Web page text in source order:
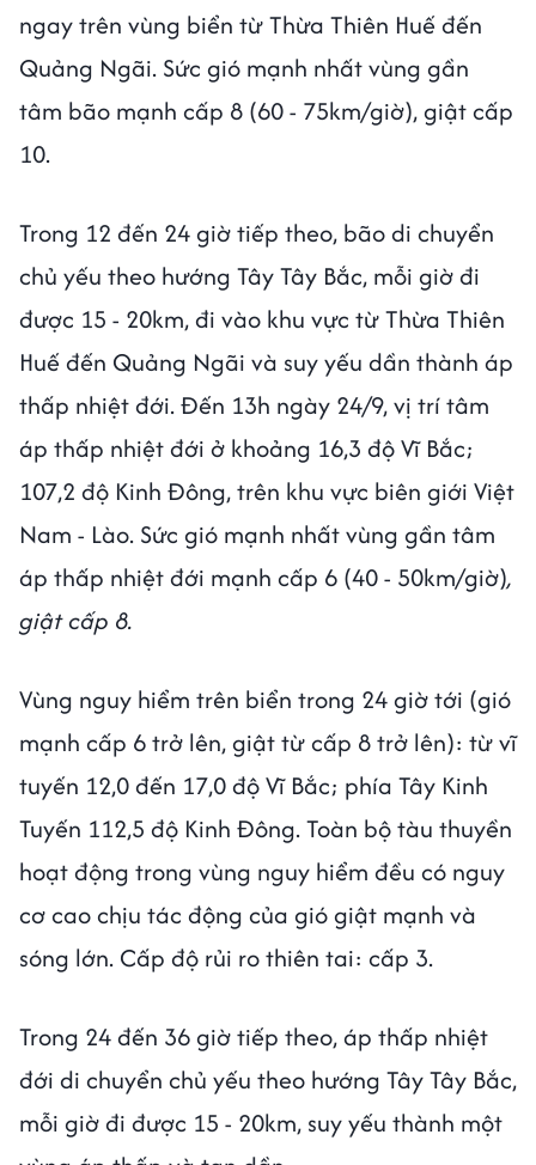
ngay trên vùng biển từ Thừa Thiên Huế đến
Quảng Ngãi. Sức gió mạnh nhất vùng gần
tâm bão mạnh cấp 8 (60 - 75km/giờ), giật cấp
10.
Trong 12 đến 24 giờ tiếp theo, bão di chuyển
chủ yếu theo hướng Tây Tây Bắc, mỗi giờ đi
được 15 - 20km, đi vào khu vực từ Thừa Thiên
Huế đến Quảng Ngãi và suy yếu dần thành áp
thấp nhiệt đới. Đến 13h ngày 24/9, vị trí tâm
áp thấp nhiệt đới ở khoảng 16,3 độ Vĩ Bắc;
107,2 độ Kinh Đông, trên khu vực biên giới Việt
Nam - Lào. Sức gió mạnh nhất vùng gần tâm
áp thấp nhiệt đới mạnh cấp 6 (40 - 50km/giờ),
giật cấp 8.
Vùng nguy hiểm trên biển trong 24 giờ tới (gió
mạnh cấp 6 trở lên, giật từ cấp 8 trở lên): từ vĩ
tuyến 12,0 đến 17,0 độ Vĩ Bắc; phía Tây Kinh
Tuyến 112,5 độ Kinh Đông. Toàn bộ tàu thuyền
hoạt động trong vùng nguy hiểm đều có nguy
cơ cao chịu tác động của gió giật mạnh và
sóng lớn. Cấp độ rủi ro thiên tai: cấp 3.
Trong 24 đến 36 giờ tiếp theo,áp thấp nhiệt
đới di chuyển chủ yếu theo hướng Tây Tây Bắc,
mỗi giờ đi được 15 - 20km, suy yếu thành một